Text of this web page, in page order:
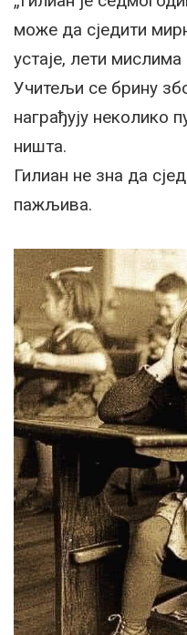
може да сједити
устаје, лети мислима
Учитељи се брину
награђују неколико
ништа.
Гилиан не зна да
пажљива.